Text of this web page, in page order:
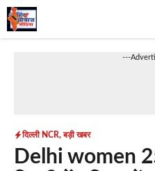
Skip
to
---
दिल्ली NCR,बड़ी खबर
Delhi women